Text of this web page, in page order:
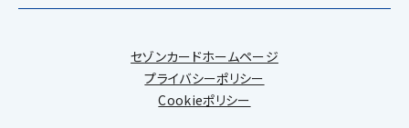
セゾンカードホームページ
プライバシーポリシー
Cookieポリシー